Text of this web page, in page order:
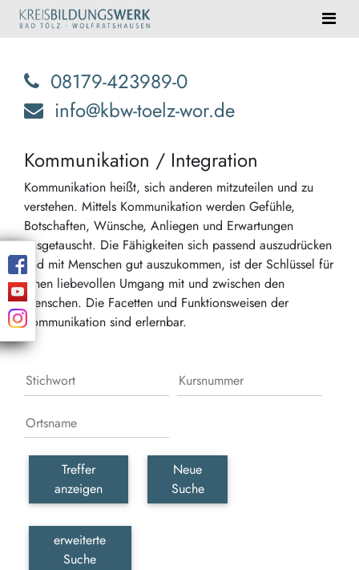
08179-423989-0
info@kbw-toelz-wor.de
Kommunikation / Integration
Kommunikation heißt, sich anderen mitzuteilen und zu
verstehen. Mittels Kommunikation werden Gefühle,
Botschaften, Wünsche, Anliegen und Erwartungen
ausgetauscht. Die Fähigkeiten sich passend auszudrücken
und mit Menschen gut auszukommen, ist der Schlüssel für
einen liebevollen Umgang mit und zwischen den
Menschen. Die Facetten und Funktionsweisen der
Kommunikation sind erlernbar.
Treffer
anzeigen
Neue
Suche
erweiterte
Suche